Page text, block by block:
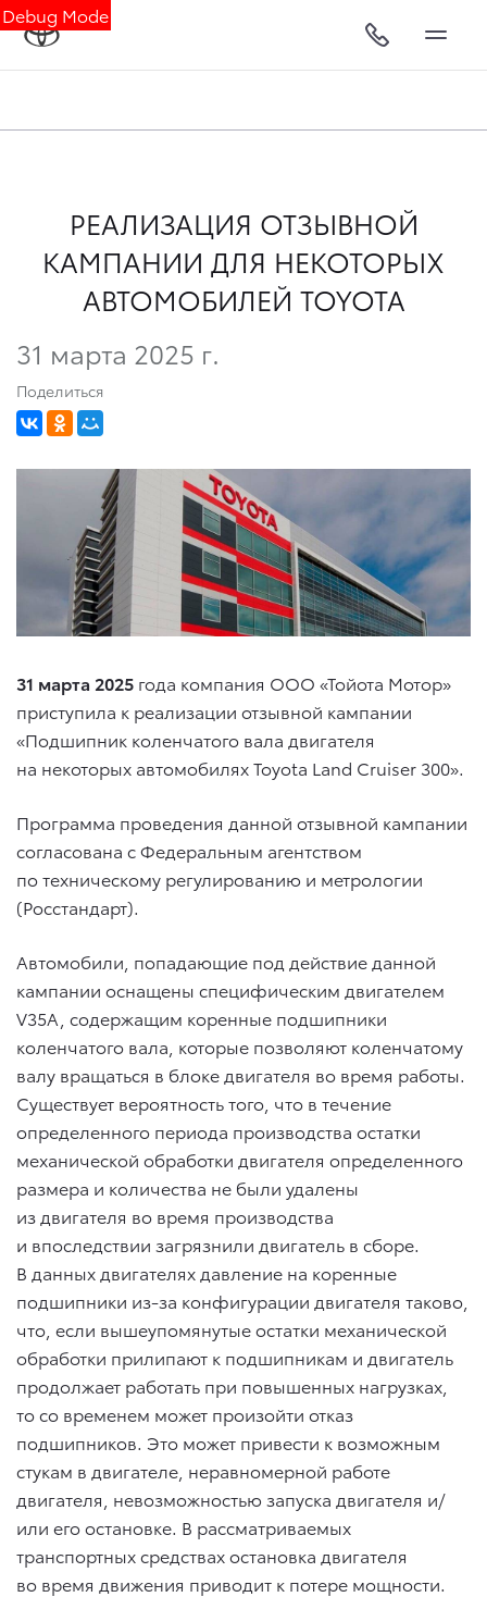
Debug Mode
РЕАЛИЗАЦИЯ ОТЗЫВНОЙ
КАМПАНИИ ДЛЯ НЕКОТОРЫХ
АВТОМОБИЛЕЙ TOYOTA
31 марта 2025 г.
Поделиться
31 марта 2025 года компания ООО «Тойота Мотор»
приступила к реализации отзывной кампании
«Подшипник коленчатого вала двигателя
на некоторых автомобиляхToyota Land Cruiser 300».
Программа проведения данной отзывной кампании
согласована с Федеральным агентством
по техническому регулированию и метрологии
(Росстандарт).
Автомобили, попадающие под действие данной
кампании оснащены специфическим двигателем
V35A, содержащим коренные подшипники
коленчатого вала, которые позволяют коленчатому
валу вращаться в блоке двигателя во время работы.
Существует вероятность того, что в течение
определенного периода производства остатки
механической обработки двигателя определенного
размера и количества не были удалены
из двигателя во время производства
и впоследствии загрязнили двигатель в сборе.
В данных двигателях давление на коренные
подшипники из-за конфигурации двигателя таково,
что, если вышеупомянутые остатки механической
обработки прилипают к подшипникам и двигатель
продолжает работать при повышенных нагрузках,
то со временем может произойти отказ
подшипников. Это может привести к возможным
стукам в двигателе, неравномерной работе
двигателя, невозможностью запуска двигателя и/
или его остановке. В рассматриваемых
транспортных средствах остановка двигателя
во время движения приводит к потере мощности.